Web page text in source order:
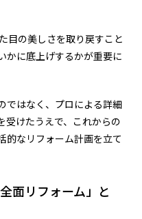
目の美しさを取り戻すこと
かに底上げするかが重要に
ではなく、プロによる詳細
受けたうえで、これからの
的なリフォーム計画を立て
面リフォーム」と